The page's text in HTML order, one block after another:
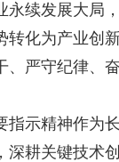
续发展大局
化为产业创
、严守纪律、
示精神作为
耕关键技术